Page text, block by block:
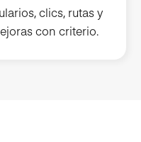
clics, rutas y
con criterio.